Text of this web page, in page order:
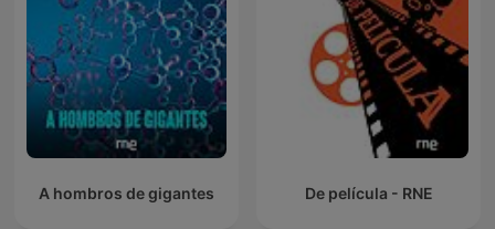
A hombros de gigantes De película - RNE